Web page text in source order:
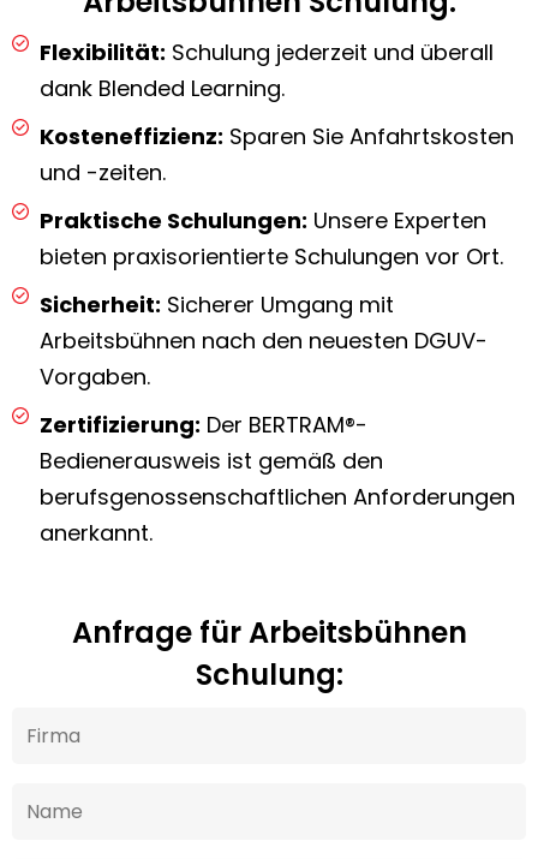
Flexibilität: Schulung jederzeit und überall
dank Blended Learning.
Kosteneffizienz: Sparen Sie Anfahrtskosten
und -zeiten.
Praktische Schulungen: Unsere Experten
bieten praxisorientierte Schulungen vor Ort.
Sicherheit: Sicherer Umgang mit
Arbeitsbühnen nach den neuesten DGUV-
Vorgaben.
Zertifizierung: Der BERTRAM®-
Bedienerausweis ist gemäß den
berufsgenossenschaftlichen Anforderungen
anerkannt.
Anfrage für Arbeitsbühnen
Schulung: